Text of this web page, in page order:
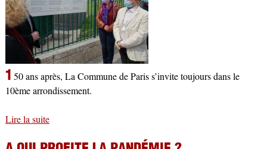
1 50 ans après, La Commune de Paris s’invite toujours dans le
10ème arrondissement.
Lire la suite